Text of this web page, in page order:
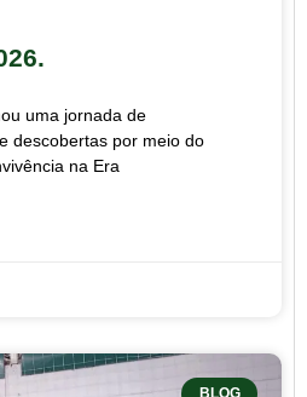
uma jornada de
descobertas por meio do
na Era